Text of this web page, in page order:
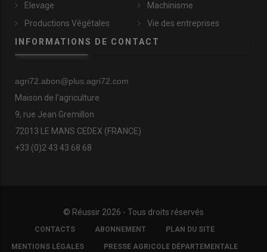
Elevage
Productions Végétales
Machinisme
Vie des entreprises
INFORMATIONS DE CONTACT
agri72.abon@plus.agri72.com
Maison de l'agriculture
9, rue Jean Gremillon
72013 LE MANS CEDEX (FRANCE)
+33 (0)2 43 43 68 68
© Réussir 2026 - Tous droits réservés
FOOTER
COPYRIGHT
CONTACTS ABONNEMENT PLAN DU SITE
MENTIONS LÉGALES PRESSE AGRICOLE DÉPARTEMENTALE